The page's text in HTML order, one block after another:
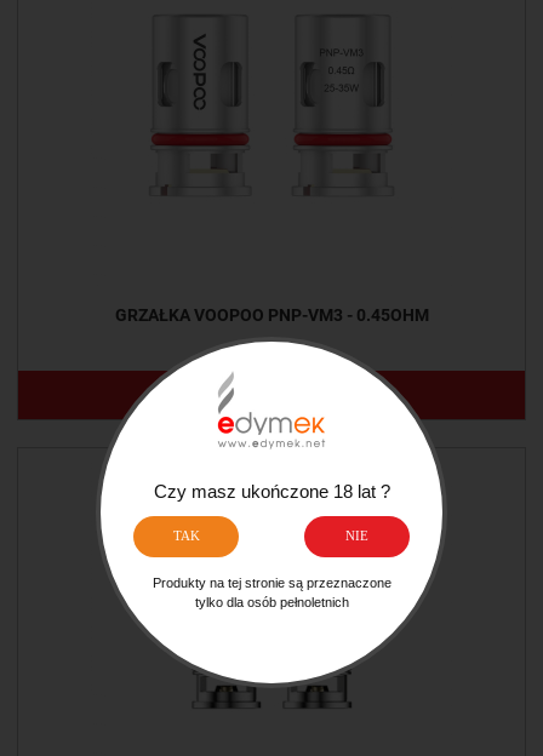
GRZAŁKA VOOPOO PNP-VM3 - 0.45OHM
16,50 ZŁ
POWIADOM O DOSTĘPNOŚCI
Czy masz ukończone 18 lat ?
TAK NIE
Produkty na tej stronie są przeznaczone
tylko dla osób pełnoletnich